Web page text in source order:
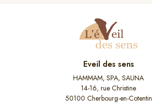
Eveil des sens
HAMMAM, SPA, SAUNA
14-16, rue Christine
50100 Cherbourg-en-Cotentin